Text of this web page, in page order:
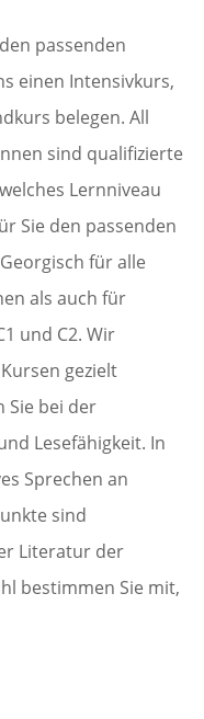
passenden
einen Intensivkurs,
belegen. All
sind qualifizierte
Lernniveau
Sie den passenden
für alle
als auch für
und C2. Wir
gezielt
Sie bei der
Lesefähigkeit. In
Sprechen an
sind
Literatur der
bestimmen Sie mit,